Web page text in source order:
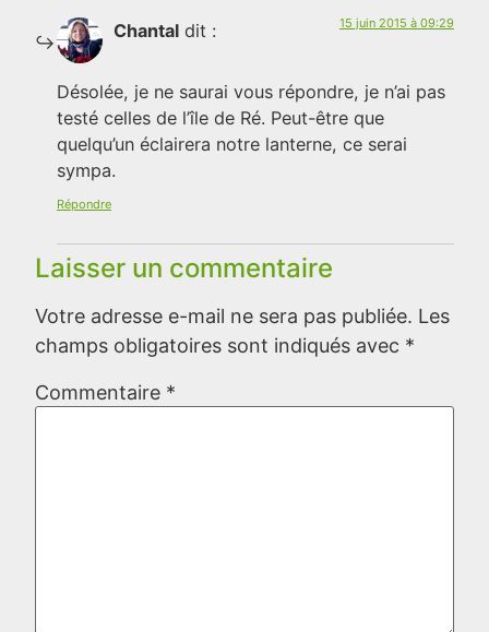
Chantal dit : 15 juin 2015 à 09:29
Désolée, je ne saurai vous répondre, je n’ai pas
testé celles de l’île de Ré. Peut-être que
quelqu’un éclairera notre lanterne, ce serai
sympa.
Répondre
Laisser un commentaire
Votre adresse e-mail ne sera pas publiée. Les
champs obligatoires sont indiqués avec *
Commentaire *